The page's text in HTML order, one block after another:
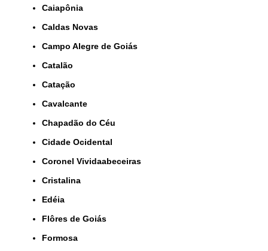
Caiapônia
Caldas Novas
Campo Alegre de Goiás
Catalão
Catação
Cavalcante
Chapadão do Céu
Cidade Ocidental
Coronel Vividaabeceiras
Cristalina
Edéia
Flôres de Goiás
Formosa